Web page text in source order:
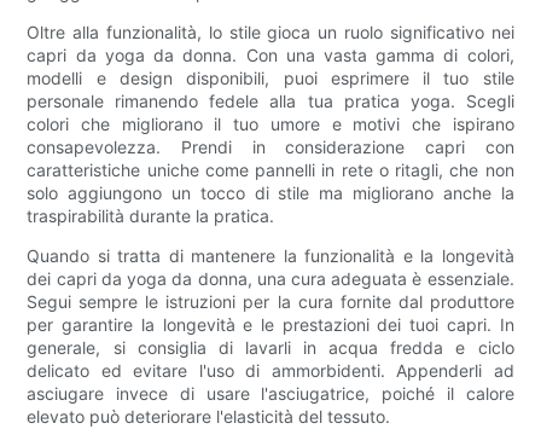
Oltre alla funzionalità, lo stile gioca un ruolo significativo nei
capri da yoga da donna. Con una vasta gamma di colori,
modelli e design disponibili, puoi esprimere il tuo stile
personale rimanendo fedele alla tua pratica yoga. Scegli
colori che migliorano il tuo umore e motivi che ispirano
consapevolezza. Prendi in considerazione capri con
caratteristiche uniche come pannelli in rete o ritagli, che non
solo aggiungono un tocco di stile ma migliorano anche la
traspirabilità durante la pratica.
Quando si tratta di mantenere la funzionalità e la longevità
dei capri da yoga da donna, una cura adeguata è essenziale.
Segui sempre le istruzioni per la cura fornite dal produttore
per garantire la longevità e le prestazioni dei tuoi capri. In
generale, si consiglia di lavarli in acqua fredda e ciclo
delicato ed evitare l'uso di ammorbidenti. Appenderli ad
asciugare invece di usare l'asciugatrice, poiché il calore
elevato può deteriorare l'elasticità del tessuto.